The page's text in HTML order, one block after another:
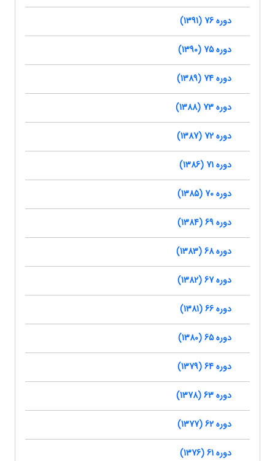
دوره 76 (1391)
دوره 75 (1390)
دوره 74 (1389)
دوره 73 (1388)
دوره 72 (1387)
دوره 71 (1386)
دوره 70 (1385)
دوره 69 (1384)
دوره 68 (1383)
دوره 67 (1382)
دوره 66 (1381)
دوره 65 (1380)
دوره 64 (1379)
دوره 63 (1378)
دوره 62 (1377)
دوره 61 (1376)